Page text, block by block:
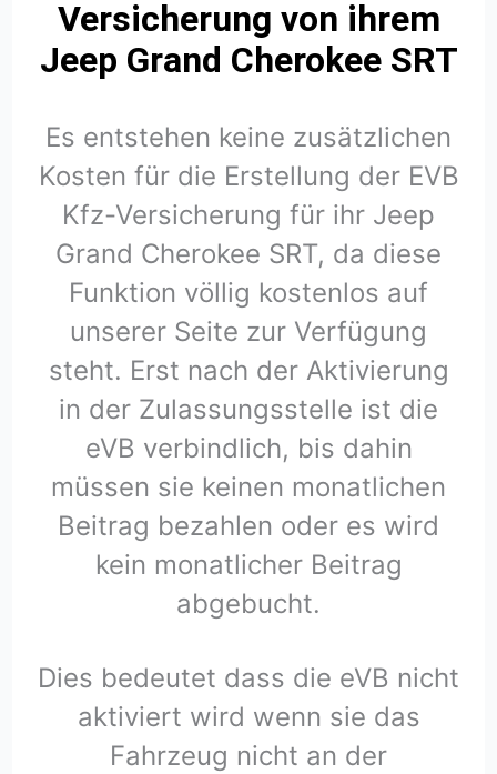
Versicherung von ihrem
Jeep Grand Cherokee SRT
Es entstehen keine zusätzlichen
Kosten für die Erstellung der EVB
Kfz-Versicherung für ihr Jeep
Grand Cherokee SRT, da diese
Funktion völlig kostenlos auf
unserer Seite zur Verfügung
steht. Erst nach der Aktivierung
in der Zulassungsstelle ist die
eVB verbindlich, bis dahin
müssen sie keinen monatlichen
Beitrag bezahlen oder es wird
kein monatlicher Beitrag
abgebucht.
Dies bedeutet dass die eVB nicht
aktiviert wird wenn sie das
Fahrzeug nicht an der